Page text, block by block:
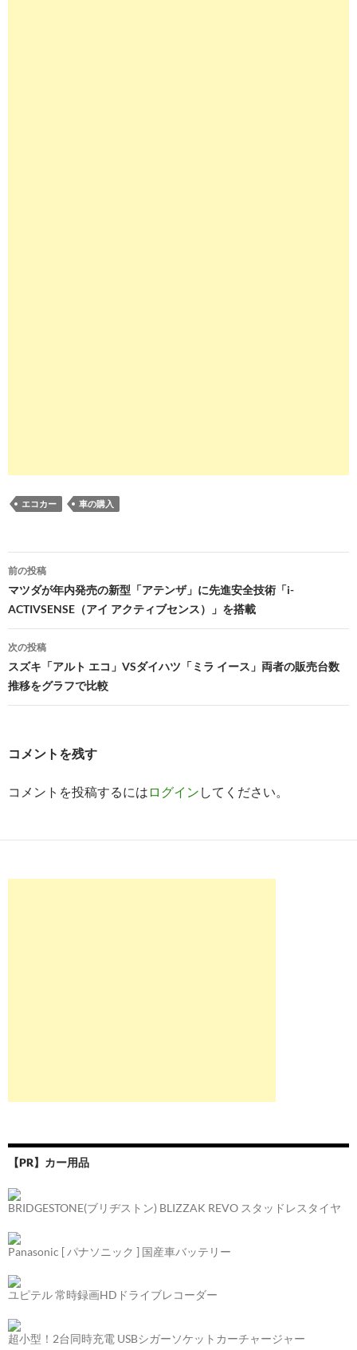
エコカー 車の購入
投
稿
ナ
ビ
ゲ
ー
ョ
ン
前の投稿
マツダが年内発売の新型「アテンザ」に先進安全技術「i-
ACTIVSENSE（アイ アクティブセンス）」を搭載
次の投稿
スズキ「アルト エコ」VSダイハツ「ミラ イース」両者の販売台数
推移をグラフで比較
コメントを残す
コメントを投稿するには ログイン してください。
【PR】カー用品
BRIDGESTONE(ブリヂストン) BLIZZAK REVO スタッドレスタイヤ
Panasonic [ パナソニック ] 国産車バッテリー
ユピテル 常時録画HDドライブレコーダー
超小型！2台同時充電 USBシガーソケットカーチャージャー